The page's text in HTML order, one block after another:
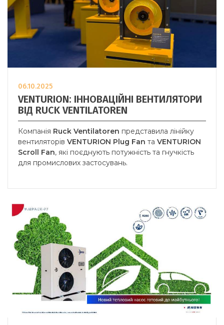
06.10.2025
VENTURION: ІННОВАЦІЙНІ ВЕНТИЛЯТОРИ
ВІД RUCK VENTILATOREN
Компанія Ruck Ventilatoren представила лінійку
вентиляторів VENTURION Plug Fan та VENTURION
Scroll Fan, які поєднують потужність та гнучкість
для промислових застосувань.